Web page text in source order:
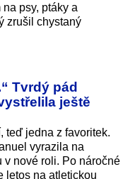
psy, ptáky a
zrušil chystaný
Tvrdý pád
ještě
teď jedna z favoritek.
vyrazila na
v nové roli. Po náročné
letos na atletickou